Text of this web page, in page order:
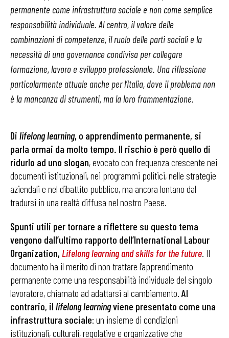
permanente come infrastruttura sociale e non come semplice
responsabilità individuale. Al centro, il valore delle
combinazioni di competenze, il ruolo delle parti sociali e la
necessità di una governance condivisa per collegare
formazione, lavoro e sviluppo professionale. Una riflessione
particolarmente attuale anche per l’Italia, dove il problema non
è la mancanza di strumenti, ma la loro frammentazione.
Di lifelong learning, o apprendimento permanente, si
parla ormai da molto tempo. Il rischio è però quello di
ridurlo ad uno slogan, evocato con frequenza crescente nei
documenti istituzionali, nei programmi politici, nelle strategie
aziendali e nel dibattito pubblico, ma ancora lontano dal
tradursi in una realtà diffusa nel nostro Paese.
Spunti utili per tornare a riflettere su questo tema
vengono dall’ultimo rapporto dell’International Labour
Organization, Lifelong learning and skills for the future. Il
documento ha il merito di non trattare l’apprendimento
permanente come una responsabilità individuale del singolo
lavoratore, chiamato ad adattarsi al cambiamento. Al
contrario, il lifelong learningviene presentato come una
infrastruttura sociale: un insieme di condizioni
istituzionali, culturali, regolative e organizzative che